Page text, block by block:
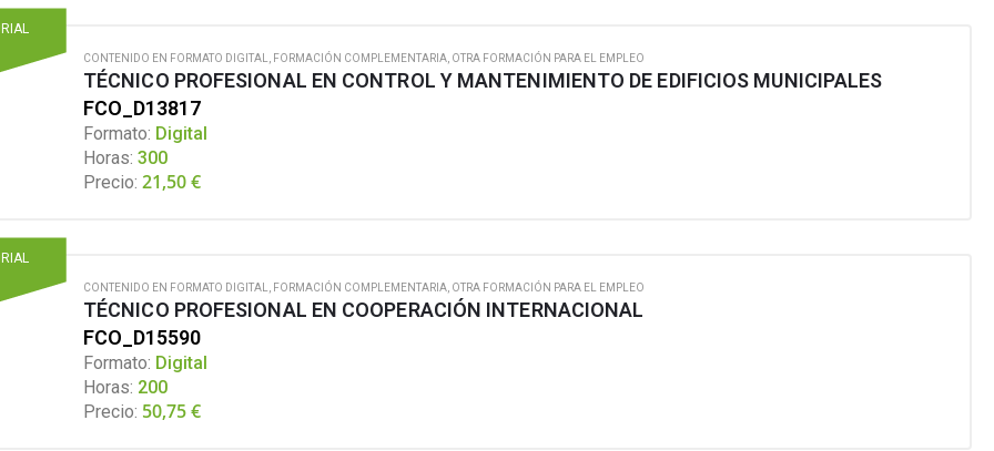
CONTENIDO EN FORMATO DIGITAL FORMACIÓN COMPLEMENTARIA OTRA FORMACIÓN PARA EL EMPLEO
TÉCNICO PROFESIONAL EN CONTROL Y MANTENIMIENTO DE EDIFICIOS MUNICIPALES
FCO_D13817
Formato: Digital
Horas: 300
Precio: 21,50€
CONTENIDO EN FORMATO DIGITAL FORMACIÓN COMPLEMENTARIA OTRA FORMACIÓN PARA EL EMPLEO
TÉCNICO PROFESIONAL EN COOPERACIÓN INTERNACIONAL
FCO_D15590
Formato: Digital
Horas: 200
Precio: 50,75€